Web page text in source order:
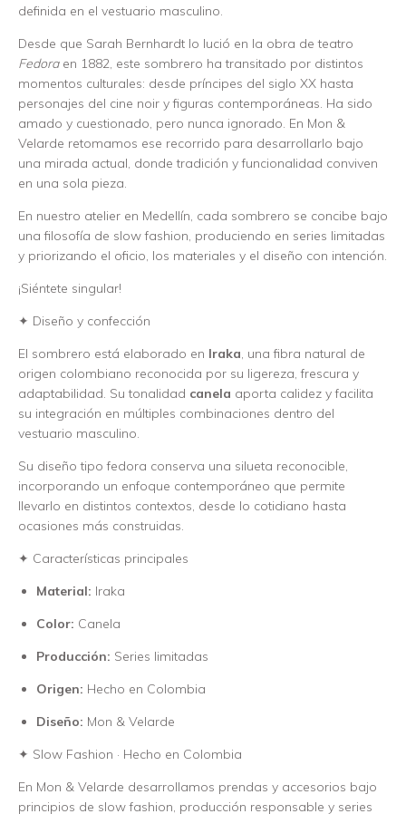
definida en el vestuario masculino.
Desde que Sarah Bernhardt lo lució en la obra de teatro
Fedoraen 1882, este sombrero ha transitado por distintos
momentos culturales: desde príncipes del siglo XX hasta
personajes del cine noir y figuras contemporáneas. Ha sido
amado y cuestionado, pero nunca ignorado. En Mon &
Velarde retomamos ese recorrido para desarrollarlo bajo
una mirada actual, donde tradición y funcionalidad conviven
en una sola pieza.
En nuestro atelier en Medellín, cada sombrero se concibe bajo
una filosofía de slow fashion, produciendo en series limitadas
y priorizando el oficio, los materiales y el diseño con intención.
¡Siéntete singular!
✦ Diseño y confección
El sombrero está elaborado en Iraka, una fibra natural de
origen colombiano reconocida por su ligereza, frescura y
adaptabilidad. Su tonalidad canela aporta calidez y facilita
su integración en múltiples combinaciones dentro del
vestuario masculino.
Su diseño tipo fedora conserva una silueta reconocible,
incorporando un enfoque contemporáneo que permite
llevarlo en distintos contextos, desde lo cotidiano hasta
ocasiones más construidas.
✦ Características principales
Material: Iraka
Color: Canela
Producción: Series limitadas
Origen: Hecho en Colombia
Diseño: Mon & Velarde
✦ Slow Fashion · Hecho en Colombia
En Mon & Velarde desarrollamos prendas y accesorios bajo
principios de slow fashion, producción responsable y series